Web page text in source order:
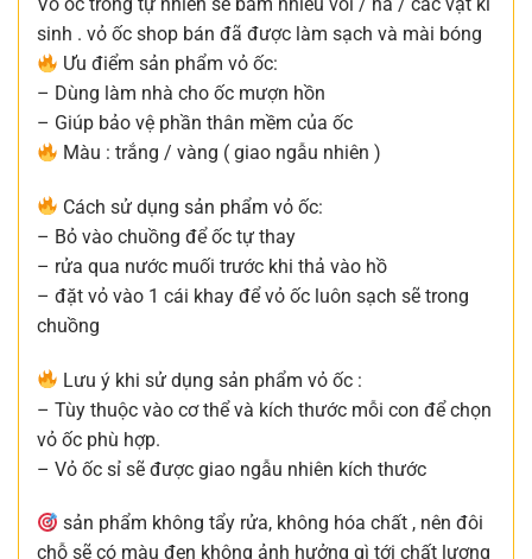
sinh . vỏ ốc shop bán đã được làm sạch và mài bóng
Ưu điểm sản phẩm vỏ ốc:
– Dùng làm nhà cho ốc mượn hồn
– Giúp bảo vệ phần thân mềm của ốc
Màu : trắng / vàng ( giao ngẫu nhiên )
Cách sử dụng sản phẩm vỏ ốc:
– Bỏ vào chuồng để ốc tự thay
– rửa qua nước muối trước khi thả vào hồ
– đặt vỏ vào 1 cái khay để vỏ ốc luôn sạch sẽ trong
chuồng
Lưu ý khi sử dụng sản phẩm vỏ ốc :
– Tùy thuộc vào cơ thể và kích thước mỗi con để chọn
vỏ ốc phù hợp.
– Vỏ ốc sỉ sẽ được giao ngẫu nhiên kích thước
sản phẩm không tẩy rửa, không hóa chất , nên đôi
chỗ sẽ có màu đen không ảnh hưởng gì tới chất lượng